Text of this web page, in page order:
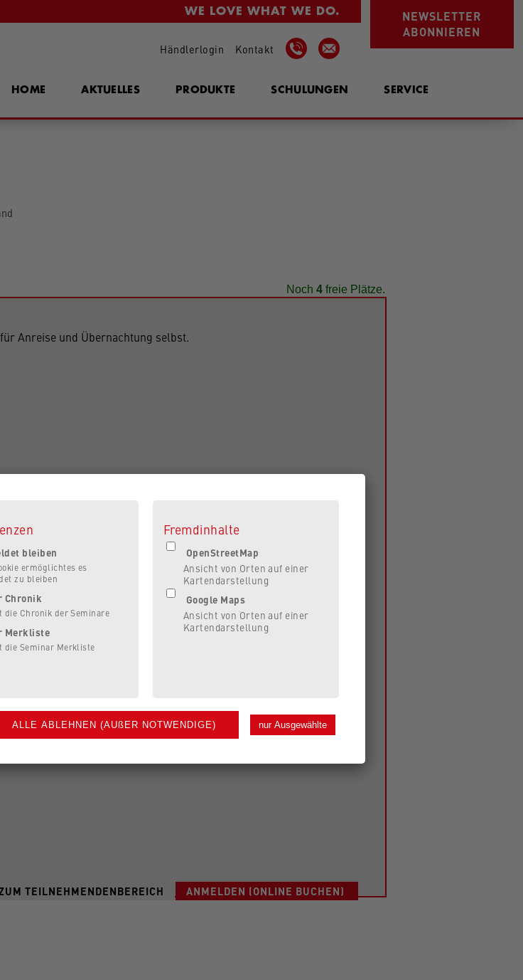
bleiben
ermöglichtes es
zu bleiben
Chronik
die Chronik der Seminare
Merkliste
die Seminar Merkliste
Fremdinhalte
OpenStreetMap
Ansicht von Orten auf einer
Kartendarstellung
Google Maps
Ansicht von Orten auf einer
Kartendarstellung
HOME AKTUELLES PRODUKTE SCHULUNGEN SERVICE
WE LOVE WHAT WE DO.
Händlerlogin Kontakt
NEWSLETTER
ABONNIEREN
Noch 4freie Plätze.
Anreise und Übernachtung selbst.